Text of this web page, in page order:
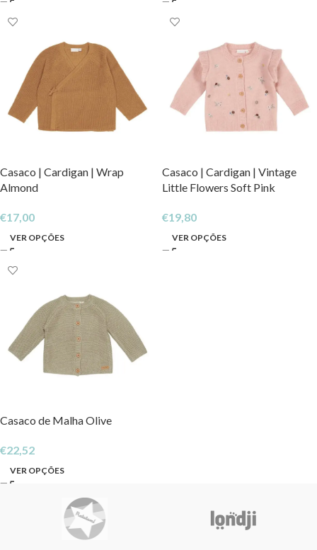
Casaco | Cardigan | Wrap
Almond
€17,00
VER OPÇÕES
Casaco | Cardigan | Vintage
Little Flowers Soft Pink
€19,80
VER OPÇÕES
Casaco de Malha Olive
€22,52
VER OPÇÕES